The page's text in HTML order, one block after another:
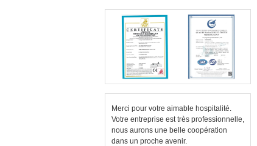
Merci pour votre aimable hospitalité.
Votre entreprise est très professionnelle,
nous aurons une belle coopération
dans un proche avenir.